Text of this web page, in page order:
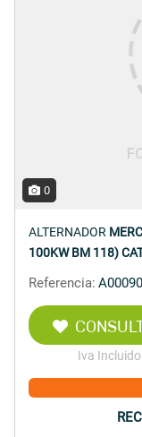
0
ALTERNADOR
100KW BM 118)
Referencia:
Iva Incluido